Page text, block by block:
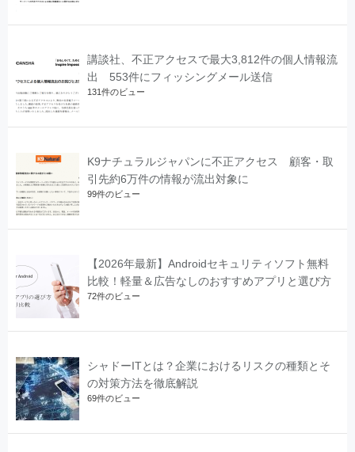
講談社、不正アクセスで最大3,812件の個人情報流
出 553件にフィッシングメール送信
131件のビュー
K9ナチュラルジャパンに不正アクセス 顧客・取
引先約6万件の情報が流出対象に
99件のビュー
【2026年最新】Androidセキュリティソフト無料
比較！軽量＆広告なしのおすすめアプリと選び方
72件のビュー
シャドーITとは？企業におけるリスクの種類とそ
の対策方法を徹底解説
69件のビュー